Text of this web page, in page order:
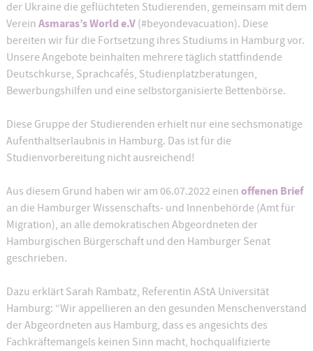
der Ukraine die geflüchteten Studierenden, gemeinsam mit dem
Verein Asmaras’s World e.V(#beyondevacuation). Diese
bereiten wir für die Fortsetzung ihres Studiums in Hamburg vor.
Unsere Angebote beinhalten mehrere täglich stattfindende
Deutschkurse, Sprachcafés, Studienplatzberatungen,
Bewerbungshilfen und eine selbstorganisierte Bettenbörse.
Diese Gruppe der Studierenden erhielt nur eine sechsmonatige
Aufenthaltserlaubnis in Hamburg. Das ist für die
Studienvorbereitung nicht ausreichend!
Aus diesem Grund haben wir am 06.07.2022 einen offenen Brief
an die Hamburger Wissenschafts- und Innenbehörde (Amt für
Migration), an alle demokratischen Abgeordneten der
Hamburgischen Bürgerschaft und den Hamburger Senat
geschrieben.
Dazu erklärt Sarah Rambatz, Referentin AStA Universität
Hamburg: “Wir appellieren an den gesunden Menschenverstand
der Abgeordneten aus Hamburg, dass es angesichts des
Fachkräftemangels keinen Sinn macht, hochqualifizierte